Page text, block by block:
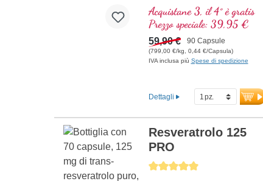
Acido folico
Arginina
L icopene
Curcuma
Curcumina
Acido ascorbico
(Vitamina E)
B(Vitamina B12)
Acquistane 3, il 4° è gratis
Prezzo speciale: 39,95 €
59,90 € 90 Capsule
(799,00 €/kg, 0,44 €/Capsula)
IVA inclusa più Spese di spedizione
Dettagli
Average rating of 5 out of 5 stars
Resveratrolo 125
PRO